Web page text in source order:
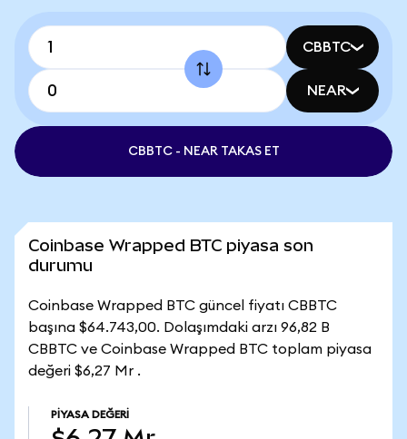
CBBTC
NEAR
CBBTC - NEAR TAKAS ET
Coinbase Wrapped BTC piyasa son
durumu
Coinbase Wrapped BTC güncel fiyatı CBBTC
başına $64.743,00. Dolaşımdaki arzı 96,82 B
CBBTC ve Coinbase Wrapped BTC toplam piyasa
değeri $6,27 Mr .
PIYASA DEĞERI